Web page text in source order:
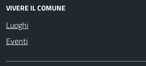
VIVERE IL COMUNE
Luoghi
Eventi